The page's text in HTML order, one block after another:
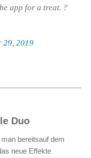
app for a treat. ?
29, 2019
Duo
bereitsauf dem
neue Effekte